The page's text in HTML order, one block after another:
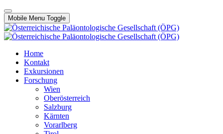
Mobile Menu Toggle
Home
Kontakt
Exkursionen
Forschung
Wien
Oberösterreich
Salzburg
Kärnten
Vorarlberg